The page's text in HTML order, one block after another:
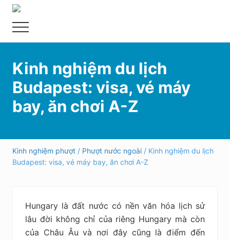
Menu
Skip
main
qua
primary
Hướng
dẫn
đi
du
lịch
tự
túc
trong
và
an
toàn,
vui
kiệm
Menu
Kinh nghiệm du lịch
Budapest: visa, vé máy
bay, ăn chơi A-Z
Kinh nghiệm phượt / Phượt nước ngoài / Kinh nghiệm du lịch
Budapest: visa, vé máy bay, ăn chơi A-Z
Hungary là đất nước có nền văn hóa lịch sử
lâu đời không chỉ của riêng Hungary mà còn
của Châu Âu và nơi đây cũng là điểm đến